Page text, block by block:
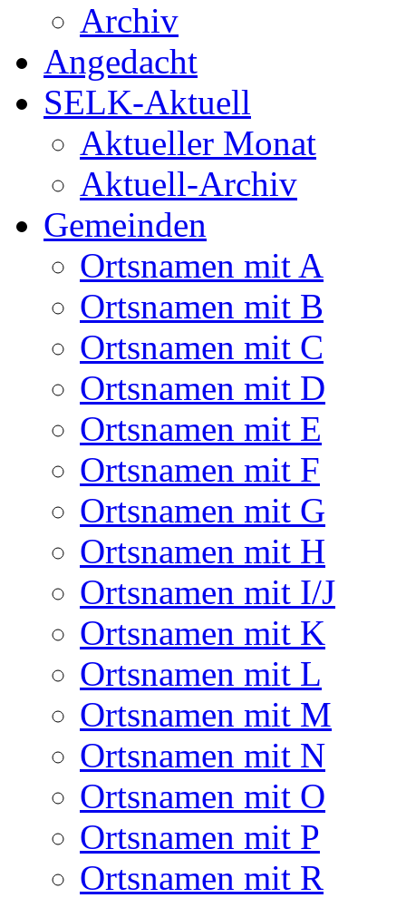
Archiv
Angedacht
SELK-Aktuell
Aktueller Monat
Aktuell-Archiv
Gemeinden
Ortsnamen mit A
Ortsnamen mit B
Ortsnamen mit C
Ortsnamen mit D
Ortsnamen mit E
Ortsnamen mit F
Ortsnamen mit G
Ortsnamen mit H
Ortsnamen mit I/J
Ortsnamen mit K
Ortsnamen mit L
Ortsnamen mit M
Ortsnamen mit N
Ortsnamen mit O
Ortsnamen mit P
Ortsnamen mit R